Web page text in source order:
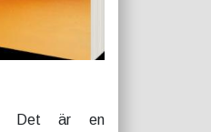
Det är en